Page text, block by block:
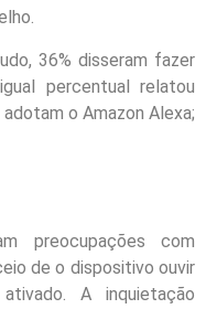
36% disseram fazer
percentual relatou
o Amazon Alexa;
preocupações com
de o dispositivo ouvir
A inquietação